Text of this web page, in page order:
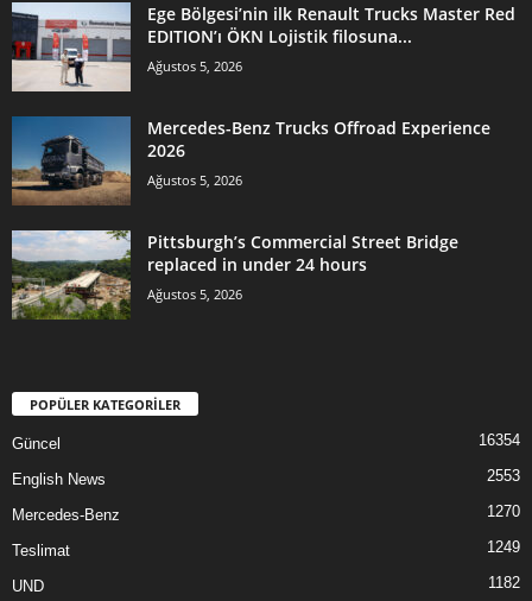
Ege Bölgesi’nin ilk Renault Trucks Master Red
EDITION’ı ÖKN Lojistik filosuna...
Ağustos 5, 2026
Mercedes-Benz Trucks Offroad Experience
2026
Ağustos 5, 2026
Pittsburgh’s Commercial Street Bridge
replaced in under 24 hours
Ağustos 5, 2026
POPÜLER KATEGORİLER
Güncel 16354
English News 2553
Mercedes-Benz 1270
Teslimat 1249
UND 1182